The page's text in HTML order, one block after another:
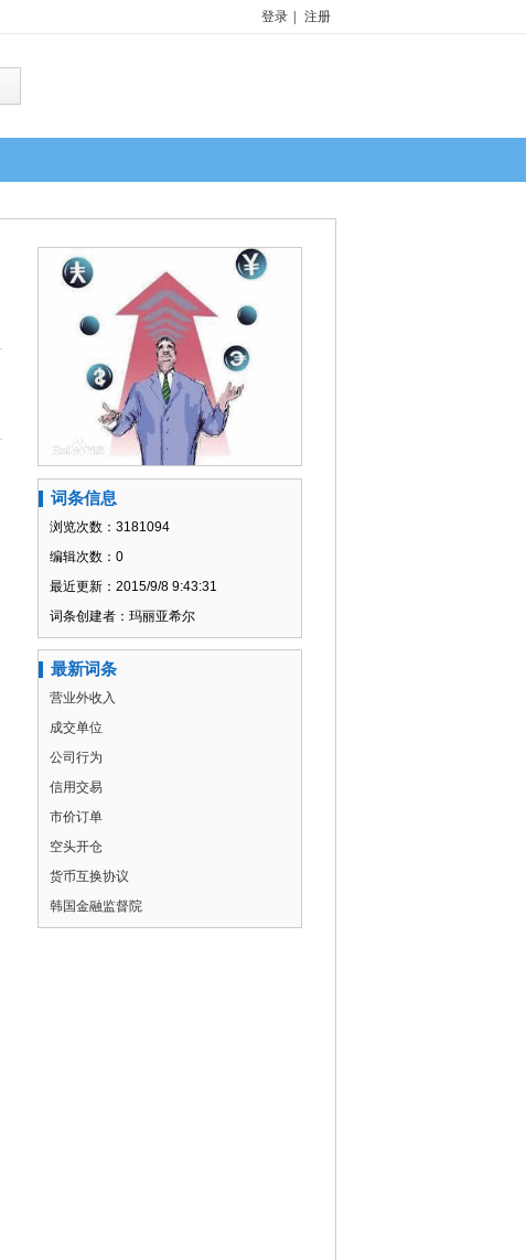
登录 注册
词条信息
浏览次数：3181094
编辑次数：0
最近更新：2015/9/8 9:43:31
词条创建者：玛丽亚希尔
最新词条
营业外收入
成交单位
公司行为
信用交易
市价订单
空头开仓
货币互换协议
韩国金融监督院